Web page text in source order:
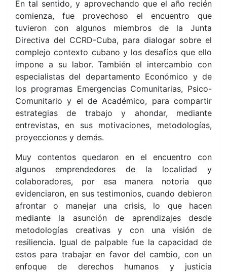
En tal sentido, y aprovechando que el año recién
comienza, fue provechoso el encuentro que
tuvieron con algunos miembros de la Junta
Directiva del CCRD-Cuba, para dialogar sobre el
complejo contexto cubano y los desafíos que ello
impone a su labor. También el intercambio con
especialistas del departamento Económico y de
los programas Emergencias Comunitarias, Psico-
Comunitario y el de Académico, para compartir
estrategias de trabajo y ahondar, mediante
entrevistas, en sus motivaciones, metodologías,
proyecciones y demás.
Muy contentos quedaron en el encuentro con
algunos emprendedores de la localidad y
colaboradores, por esa manera notoria que
evidenciaron, en sus testimonios, cuando debieron
afrontar o manejar una crisis, lo que hacen
mediante la asunción de aprendizajes desde
metodologías creativas y con una visión de
resiliencia. Igual de palpable fue la capacidad de
estos para trabajar en favor del cambio, con un
enfoque de derechos humanos y justicia